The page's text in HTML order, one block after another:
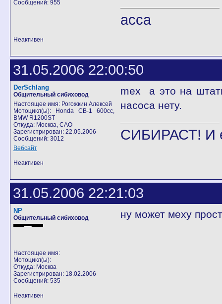
Сообщений: 955
асса
Неактивен
31.05.2006 22:00:50
DerSchlang
Общительный сибиховод
Настоящее имя: Рогожкин Алексей
Мотоцикл(ы): Honda CB-1 600cc,
BMW R1200ST
Откуда: Москва, САО
Зарегистрирован: 22.05.2006
Сообщений: 3012
Вебсайт
mex а это на
насоса нету.
СИБИРАСТ! И
Неактивен
31.05.2006 22:21:03
NP
Общительный сибиховод
Настоящее имя:
Мотоцикл(ы):
Откуда: Москва
Зарегистрирован: 18.02.2006
Сообщений: 535
ну может меху
Неактивен